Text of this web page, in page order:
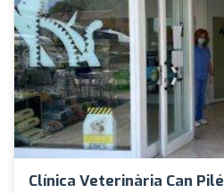
Clínica Veterinària Can Pilé